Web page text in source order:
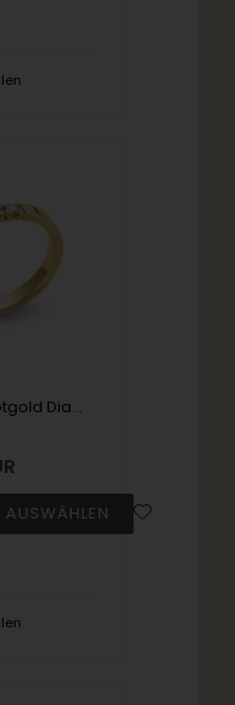
Nuran 14 Kt Rotgold Diamant Allianz Ring, aus Nuran Classic Serie mit 3 Stück 0,04 Kt Diamanten Wesselton / SI